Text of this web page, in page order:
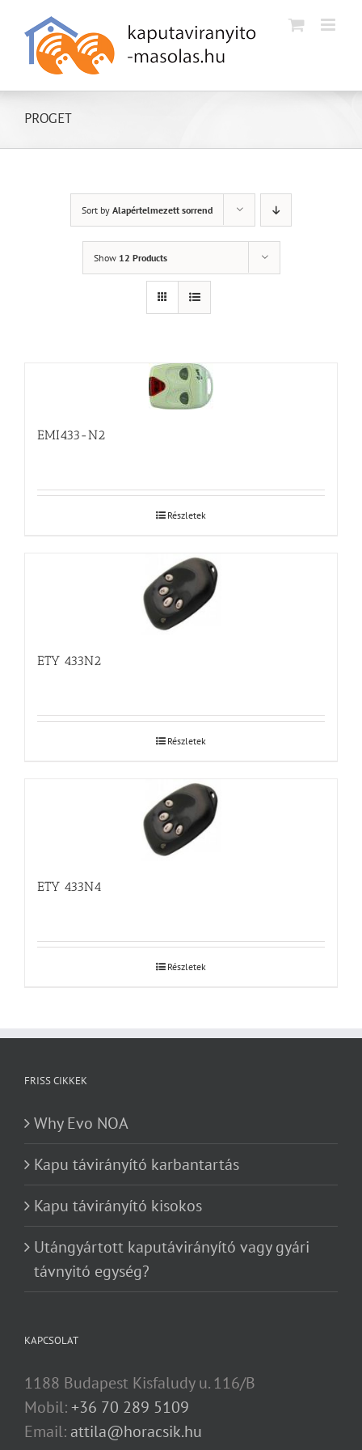
Kihagyás
PROGET
Sort by Alapértelmezett sorrend
Show 12 Products
EMI433-N2
Részletek
ETY 433N2
Részletek
ETY 433N4
Részletek
FRISS CIKKEK
Why Evo NOA
Kapu távirányító karbantartás
Kapu távirányító kisokos
Utángyártott kaputávirányító vagy gyári
távnyitó egység?
KAPCSOLAT
1188 Budapest Kisfaludy u. 116/B
Mobil:+36 70 289 5109
Email: attila@horacsik.hu